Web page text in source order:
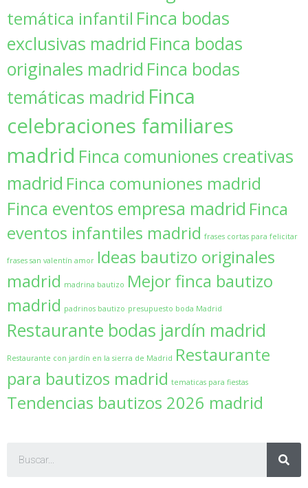
temática infantil Finca bodas
exclusivas madrid Finca bodas
originales madrid Finca bodas
temáticas madrid Finca
celebraciones familiares
madrid Finca comuniones creativas
madrid Finca comuniones madrid
Finca eventos empresa madrid Finca
eventos infantiles madrid frases cortas para felicitar
frases san valentín amor Ideas bautizo originales
madrid madrina bautizo Mejor finca bautizo
madrid padrinos bautizo presupuesto boda Madrid
Restaurante bodas jardín madrid
Restaurante con jardín en la sierra de Madrid Restaurante
para bautizos madrid tematicas para fiestas
Tendencias bautizos 2026 madrid